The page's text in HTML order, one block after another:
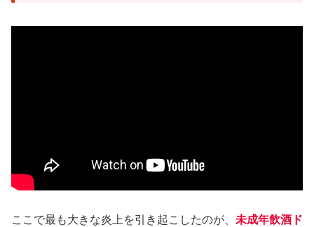
ここで最も大きな炎上を引き起こしたのが、 未成年飲酒ド